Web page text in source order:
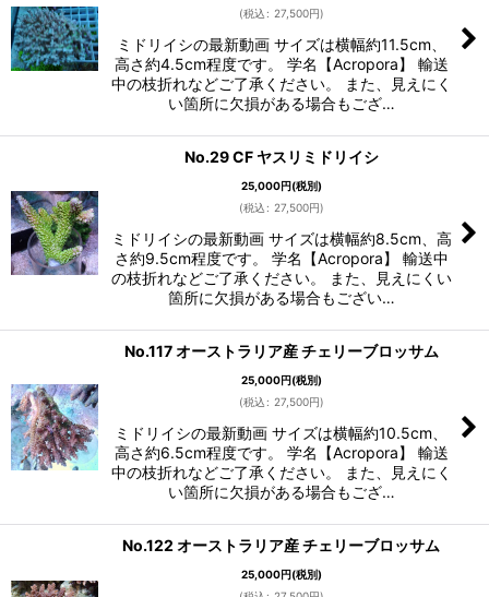
(税込 : 27,500円)
ミドリイシの最新動画 サイズは横幅約11.5cm、
高さ約4.5cm程度です。 学名【Acropora】 輸送
中の枝折れなどご了承ください。 また、見えにく
い箇所に欠損がある場合もござ…
No.29 CF ヤスリミドリイシ
25,000円(税別)
(税込 : 27,500円)
ミドリイシの最新動画 サイズは横幅約8.5cm、高
さ約9.5cm程度です。 学名【Acropora】 輸送中
の枝折れなどご了承ください。 また、見えにくい
箇所に欠損がある場合もござい…
No.117 オーストラリア産 チェリーブロッサム
25,000円(税別)
(税込 : 27,500円)
ミドリイシの最新動画 サイズは横幅約10.5cm、
高さ約6.5cm程度です。 学名【Acropora】 輸送
中の枝折れなどご了承ください。 また、見えにく
い箇所に欠損がある場合もござ…
No.122 オーストラリア産 チェリーブロッサム
25,000円(税別)